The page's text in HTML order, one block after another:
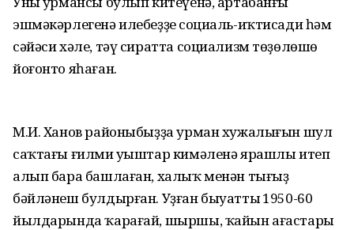
эшмәкәрлегенә илебеҙҙең социаль-иҡтисади һәм
сәйәси хәле, тәү сиратта социализм төҙөлөшө
йоғонто яһаған.
М.И. Ханов районыбыҙҙа урман хужалығын шул
саҡтағы ғилми уңыштар кимәленә ярашлы итеп
алып бара башлаған, халыҡ менән тығыҙ
бәйләнеш булдырған. Уҙған быуаттың 1950-60
йылдарында ҡарағай, шыршы, ҡайын ағастары